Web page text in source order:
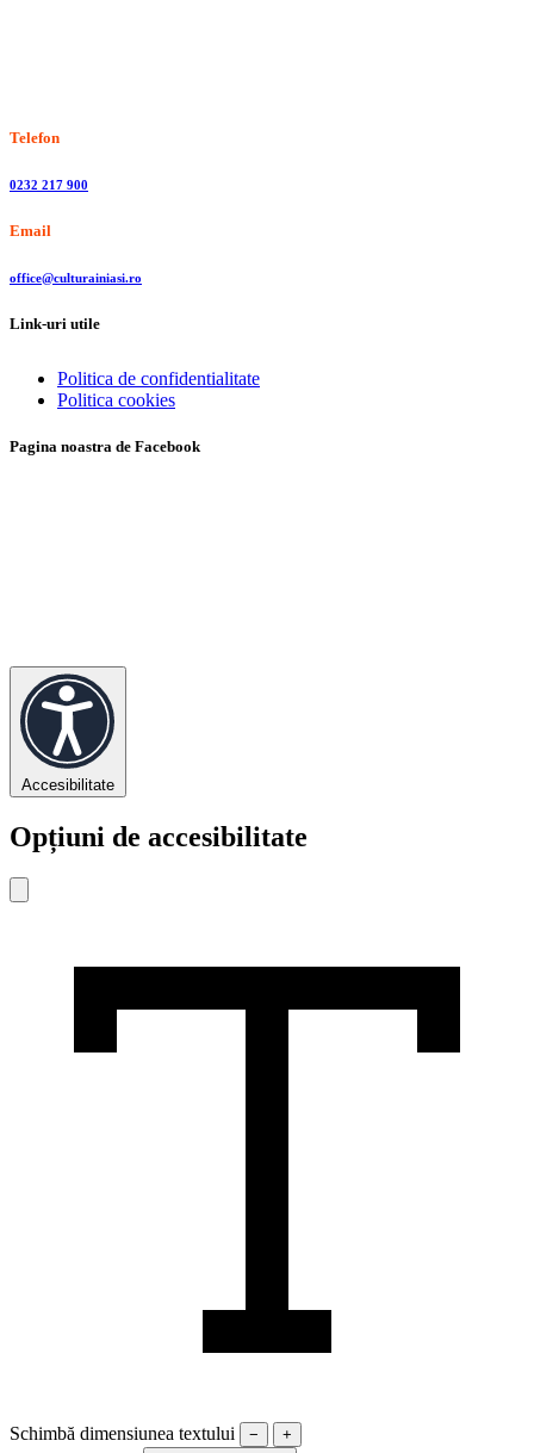
Telefon
0232 217 900
Email
office@culturainiasi.ro
Link-uri utile
Politica de confidentialitate
Politica cookies
Pagina noastra de Facebook
Accesibilitate
Opțiuni de accesibilitate
Schimbă dimensiunea textului − +